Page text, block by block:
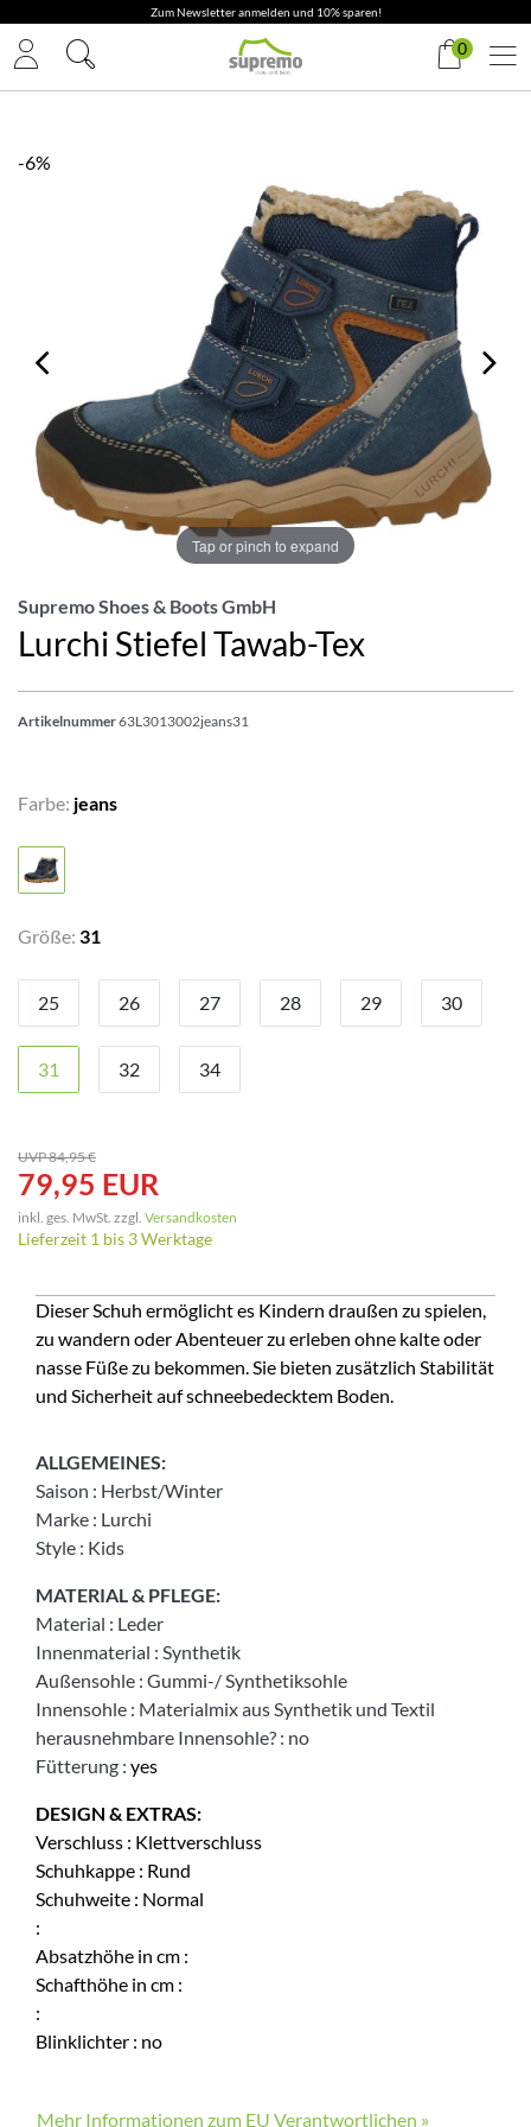
Zum Newsletter anmelden und 10% sparen!
0
-6%
Tap or pinch to expand
Supremo Shoes & Boots GmbH
Lurchi Stiefel Tawab-Tex
Artikelnummer63L3013002jeans31
Farbe: jeans
Größe: 31
25 26 27 28 29 30
31 32 34
UVP 84,95 €
79,95 EUR
inkl. ges. MwSt. zzgl. Versandkosten
Lieferzeit 1 bis 3 Werktage
Dieser Schuh ermöglicht es Kindern draußen zu spielen,
zu wandern oder Abenteuer zu erleben ohne kalte oder
nasse Füße zu bekommen. Sie bieten zusätzlich Stabilität
und Sicherheit auf schneebedecktem Boden.
ALLGEMEINES:
Saison : Herbst/Winter
Marke : Lurchi
Style : Kids
MATERIAL & PFLEGE:
Material : Leder
Innenmaterial : Synthetik
Außensohle : Gummi-/ Synthetiksohle
Innensohle : Materialmix aus Synthetik und Textil
herausnehmbare Innensohle? : no
Fütterung : yes
DESIGN & EXTRAS:
Verschluss : Klettverschluss
Schuhkappe : Rund
Schuhweite : Normal
:
Absatzhöhe in cm :
Schafthöhe in cm :
:
Blinklichter : no
Mehr Informationen zum EU Verantwortlichen »